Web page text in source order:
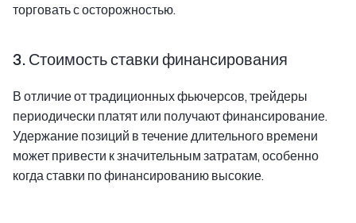
торговать с осторожностью.
3. Стоимость ставки финансирования
В отличие от традиционных фьючерсов, трейдеры
периодически платят или получают финансирование.
Удержание позиций в течение длительного времени
может привести к значительным затратам, особенно
когда ставки по финансированию высокие.